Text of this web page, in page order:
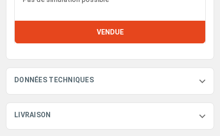
VENDUE
DONNÉES TECHNIQUES
LIVRAISON